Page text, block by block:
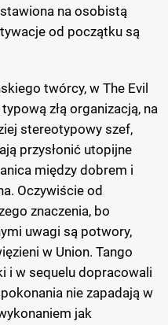
na osobistą
od początku są
twórcy, w The Evil
złą organizacją, na
stereotypowy szef,
przysłonić utopijne
między dobrem i
Oczywiście od
znaczenia, bo
uwagi są potwory,
w Union. Tango
i w sequelu dopracowali
nie zapadają w
jak